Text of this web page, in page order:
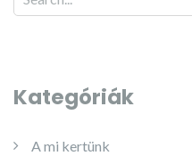
Kategóriák
A mi kertünk